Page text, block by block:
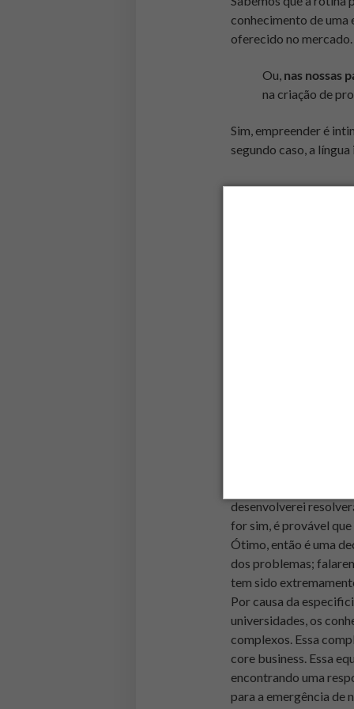
conhecimento de uma
oferecido no mercado.
Ou, nas nossas
na criação de
Sim, empreender é
segundo caso, a
necessariamente
Assim, percebemos
empreendedores
deve ser tomada se,
Ou seja, se sou o
logística
que contratar um
desenvolverei
for sim, é provável
Ótimo, então é uma
dos problemas;
tem sido
Por causa da
universidades, os
complexos. Essa
core business. Essa
encontrando uma
para a emergência de